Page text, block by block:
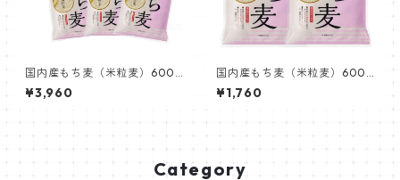
国内産もち麦（米粒麦）600g
機能性表示食品×6個
¥3,960
国内産もち麦（米粒麦）600g
機能性表示食品×2個
¥1,760
Category